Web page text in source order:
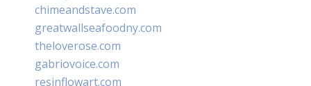
chimeandstave.com
greatwallseafoodny.com
theloverose.com
gabriovoice.com
resinflowart.com